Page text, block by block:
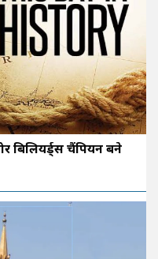
बिलियर्ड्स चैंपियन बने